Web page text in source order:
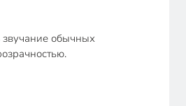
звучание обычных